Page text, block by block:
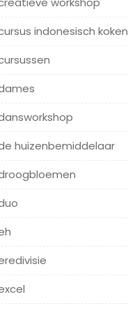
indonesisch koken
huizenbemiddelaar